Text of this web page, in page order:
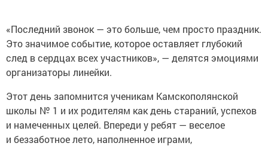
«Последний звонок — это больше, чем просто праздник.
Это значимое событие, которое оставляет глубокий
след в сердцах всех участников», — делятся эмоциями
организаторы линейки.
Этот день запомнится ученикам Камскополянской
школы № 1 и их родителям как день стараний, успехов
и намеченных целей. Впереди у ребят — веселое
и беззаботное лето, наполненное играми,